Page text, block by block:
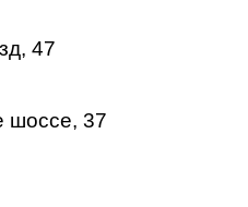
47
шоссе, 37